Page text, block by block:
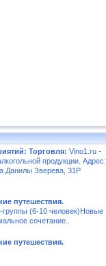
Торговля: Vino1.ru -
продукции. Адрес:
Данилы Зверева, 31Р
путешествия.
группы (6-10 человек)Новые
сочетание..
путешествия.